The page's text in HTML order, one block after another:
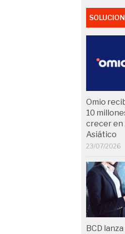
Omio
10
crecer en
Asiático
23/07/2026
BCD